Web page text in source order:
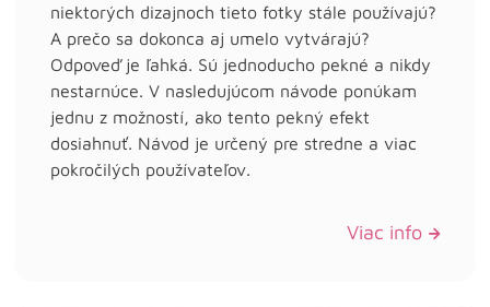
niektorých dizajnoch tieto fotky stále používajú?
A prečo sa dokonca aj umelo vytvárajú?
Odpoveď je ľahká. Sú jednoducho pekné a nikdy
nestarnúce. V nasledujúcom návode ponúkam
jednu z možností, ako tento pekný efekt
dosiahnuť. Návod je určený pre stredne a viac
pokročilých používateľov.
Viac info